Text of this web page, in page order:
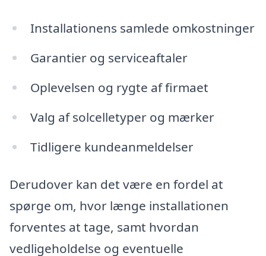
Installationens samlede omkostninger
Garantier og serviceaftaler
Oplevelsen og rygte af firmaet
Valg af solcelletyper og mærker
Tidligere kundeanmeldelser
Derudover kan det være en fordel at
spørge om, hvor længe installationen
forventes at tage, samt hvordan
vedligeholdelse og eventuelle